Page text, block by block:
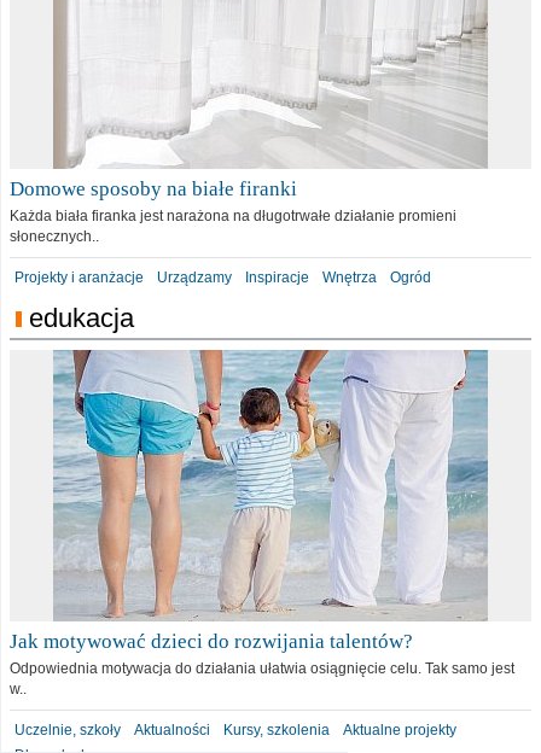
Domowe sposoby na białe firanki
Każda biała firanka jest narażona na długotrwałe działanie promieni
słonecznych..
Projekty i aranżacje Urządzamy Inspiracje Wnętrza Ogród
edukacja
Jak motywować dzieci do rozwijania talentów?
Odpowiednia motywacja do działania ułatwia osiągnięcie celu. Tak samo jest
w..
Uczelnie, szkoły Aktualności Kursy, szkolenia
Aktualne projekty